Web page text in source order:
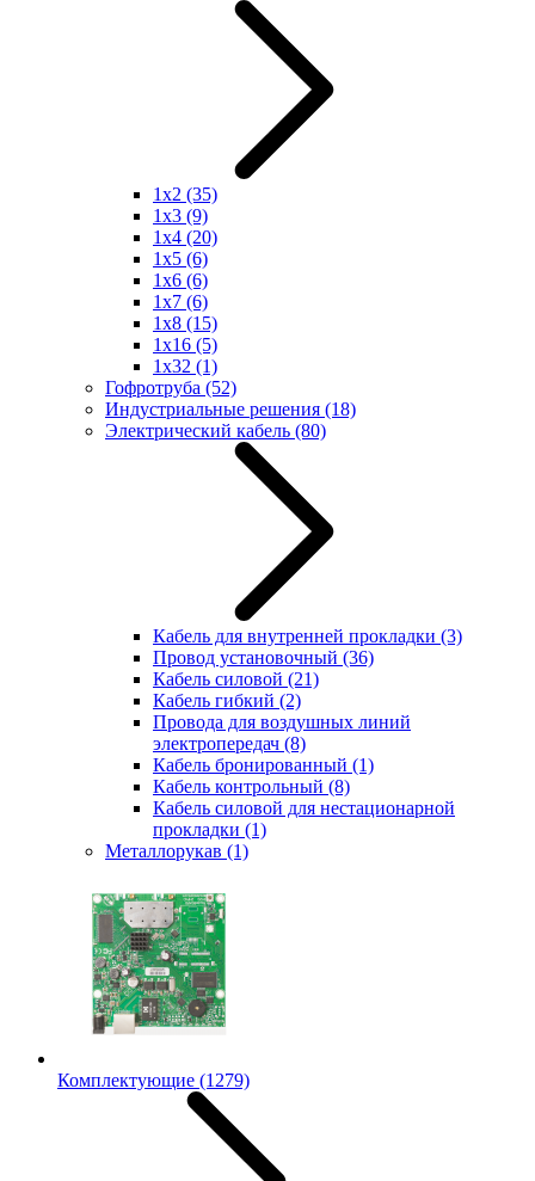
1x2 (35)
1x3 (9)
1x4 (20)
1x5 (6)
1x6 (6)
1x7 (6)
1x8 (15)
1x16 (5)
1x32 (1)
Гофротруба (52)
Индустриальные решения (18)
Электрический кабель (80)
Кабель для внутренней прокладки (3)
Провод установочный (36)
Кабель силовой (21)
Кабель гибкий (2)
Провода для воздушных линий
электропередач (8)
Кабель бронированный (1)
Кабель контрольный (8)
Кабель силовой для нестационарной
прокладки (1)
Металлорукав (1)
Комплектующие (1279)